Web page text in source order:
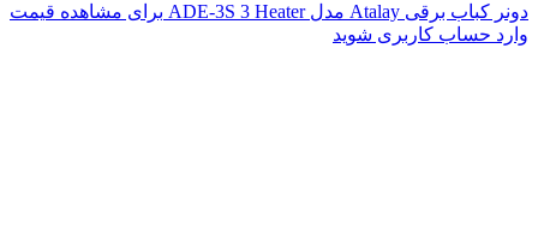
دونر کباب برقی Atalay مدل ADE-3S 3 Heater
برای مشاهده قیمت
وارد حساب کاربری شوید